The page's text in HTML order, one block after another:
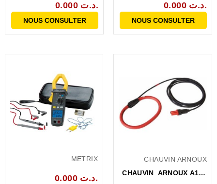
0.000 د.ت.
NOUS CONSULTER
0.000 د.ت.
NOUS CONSULTER
METRIX
0.000 د.ت.
CHAUVIN ARNOUX
CHAUVIN_ARNOUX A193